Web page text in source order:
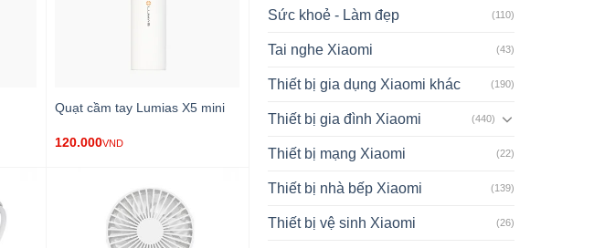
Quạt cầm tay Lumias X5 mini
120.000VND
Sức khoẻ - Làm đẹp (110)
Tai nghe Xiaomi (43)
Thiết bị gia dụng Xiaomi khác (190)
Thiết bị gia đình Xiaomi (440)
Thiết bị mạng Xiaomi (22)
Thiết bị nhà bếp Xiaomi (139)
Thiết bị vệ sinh Xiaomi (26)